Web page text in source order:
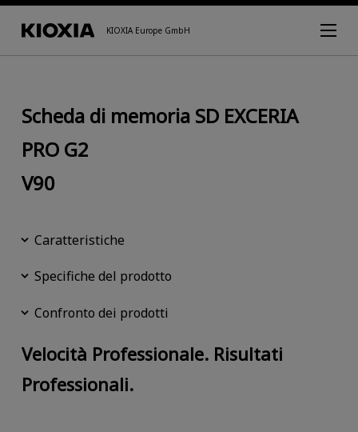
KIOXIA Europe GmbH
Scheda di memoria SD EXCERIA
PRO G2
V90
Caratteristiche
Specifiche del prodotto
Confronto dei prodotti
Velocità Professionale. Risultati
Professionali.